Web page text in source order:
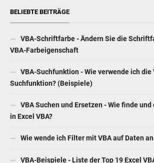
BELIEBTE BEITRÄGE
VBA-Schriftfarbe - Ändern Sie die
VBA-Farbeigenschaft
VBA-Suchfunktion - Wie verwende ich die
Suchfunktion? (Beispiele)
VBA Suchen und Ersetzen - Wie finde
in Excel VBA?
Wie wende ich Filter mit VBA auf Daten
VBA-Beispiele - Liste der Top 19 Excel